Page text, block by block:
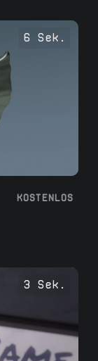
6 Sek.
KOSTENLOS
3 Sek.